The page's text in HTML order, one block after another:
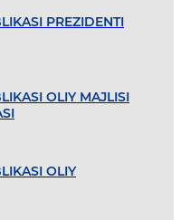
PREZIDENTI
OLIY MAJLISI
OLIY